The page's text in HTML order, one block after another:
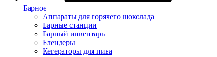
Барное
Аппараты для горячего шоколада
Барные станции
Барный инвентарь
Блендеры
Кегераторы для пива